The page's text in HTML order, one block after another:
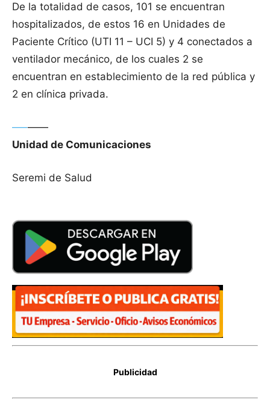
De la totalidad de casos, 101 se encuentran
hospitalizados, de estos 16 en Unidades de
Paciente Crítico (UTI 11 – UCI 5) y 4 conectados a
ventilador mecánico, de los cuales 2 se
encuentran en establecimiento de la red pública y
2 en clínica privada.
—–——
Unidad de Comunicaciones
Seremi de Salud
Publicidad